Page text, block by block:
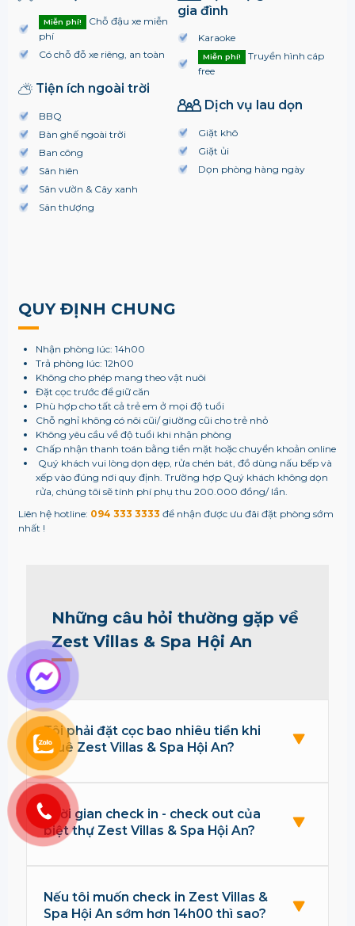
Miễn phí!
Chỗ đậu xe miễn
phí
Có chỗ đỗ xe riêng, an toàn
Tiện ích ngoài trời
BBQ
Bàn ghế ngoài trời
Ban công
Sân hiên
Sân vườn & Cây xanh
Sân thượng
gia đình
Karaoke
Miễn phí!
Truyền hình cáp
free
Dịch vụ lau dọn
Giặt khô
Giặt ủi
Dọn phòng hàng ngày
QUY ĐỊNH CHUNG
Nhận phòng lúc: 14h00
Trả phòng lúc: 12h00
Không cho phép mang theo vật nuôi
Đặt cọc trước để giữ căn
Phù hợp cho tất cả trẻ em ở mọi độ tuổi
Chỗ nghỉ không có nôi cũi/ giường cũi cho trẻ nhỏ
Không yêu cầu về độ tuổi khi nhận phòng
Chấp nhận thanh toán bằng tiền mặt hoặc chuyển khoản online
Quý khách vui lòng dọn dẹp, rửa chén bát, đồ dùng nấu bếp và
xếp vào đúng nơi quy định. Trường hợp Quý khách không dọn
rửa, chúng tôi sẽ tính phí phụ thu 200.000 đồng/ lần.
Liên hệ hotline: 094 333 3333 để nhận được ưu đãi đặt phòng sớm
nhất !
Những câu hỏi thường gặp về
Zest Villas & Spa Hội An
Tôi phải đặt cọc bao nhiêu tiền khi
thuê Zest Villas & Spa Hội An?
Thời gian check in - check out của
biệt thự Zest Villas & Spa Hội An?
Nếu tôi muốn check in Zest Villas &
Spa Hội An sớm hơn 14h00 thì sao?